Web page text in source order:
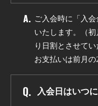
ご入会時に「入
いたします。（
り日割とさせて
お支払いは前月の
入会日はいつ